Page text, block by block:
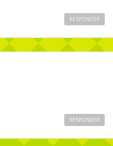
RESPONDER
RESPONDER